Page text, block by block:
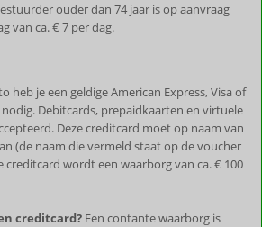
ouder dan 74 jaar is op aanvraag
van ca. € 7 per dag.
heb je een geldige American Express, Visa of
Debitcards, prepaidkaarten en virtuele
Deze creditcard moet op naam van
(de naam die vermeld staat op de voucher
creditcard wordt een waarborg van ca. € 100
creditcard? Een contante waarborg is